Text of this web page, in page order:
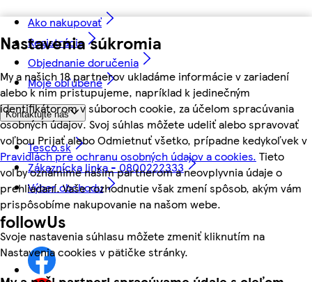
Nastavenia súkromia
My a našich 18 partnerov ukladáme informácie v zariadení
alebo k nim pristupujeme, napríklad k jedinečným
identifikátorom v súboroch cookie, za účelom spracúvania
osobných údajov. Svoj súhlas môžete udeliť alebo spravovať
voľbou Prijať alebo Odmietnuť všetko, prípadne kedykoľvek v
Pravidlách pre ochranu osobných údajov a cookies. Tieto
voľby oznámime našim partnerom a neovplyvnia údaje o
prehliadaní. Vaše rozhodnutie však zmení spôsob, akým vám
prispôsobíme nakupovanie na našom webe.
Svoje nastavenia súhlasu môžete zmeniť kliknutím na
Nastavenia cookies v pätičke stránky.
Ako nakupovať
Registrácia
Objednanie doručenia
Moje obľúbené
Kontaktujte nás
Tesco.sk
Zákaznícka linka - 0800222333
Výber obchodu
followUs